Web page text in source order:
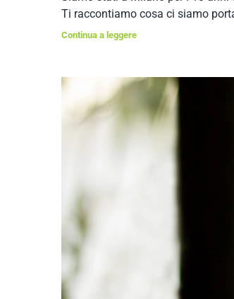
Ti raccontiamo cosa ci siamo
Continua a leggere